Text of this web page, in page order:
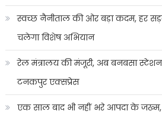
स्वच्छ नैनीताल की ओर बड़ा कदम, हर
चलेगा विशेष अभियान
रेल मंत्रालय की मंजूरी, अब बनबसा
टनकपुर एक्सप्रेस
एक साल बाद भी नहीं भरे आपदा के